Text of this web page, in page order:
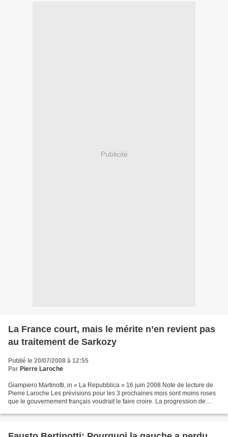
Publicité
La France court, mais le mérite n’en revient pas
au traitement de Sarkozy
Publié le 20/07/2008 à 12:55
Par Pierre Laroche
Giampiero Martinotti, in « La Repubblica » 16 juin 2008 Note de lecture de
Pierre Laroche Les prévisions pour les 3 prochaines mois sont moins roses
que le gouvernement français voudrait le faire croire. La progression de